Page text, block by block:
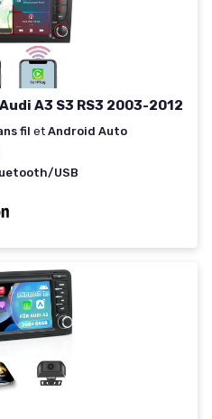
A3 S3 RS3 2003-2012
fil et Android Auto
USB